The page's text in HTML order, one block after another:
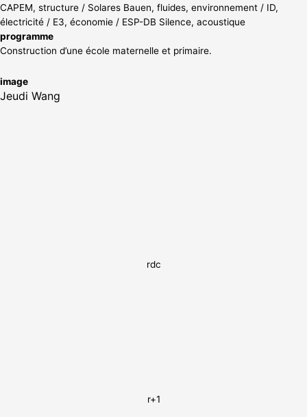
CAPEM, structure / Solares Bauen, fluides, environnement / ID,
électricité / E3, économie / ESP-DB Silence, acoustique
programme
Construction d’une école maternelle et primaire.
image
Jeudi Wang
rdc
r+1